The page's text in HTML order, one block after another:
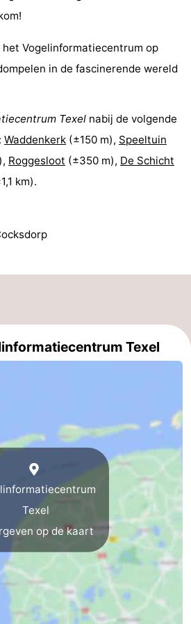
het Vogelinformatiecentrum op
in de fascinerende wereld
Texel nabij de volgende
Waddenkerk (±150 m), Speeltuin
Roggesloot (±350 m), De Schicht
km).
Texel
Texel
op de kaart